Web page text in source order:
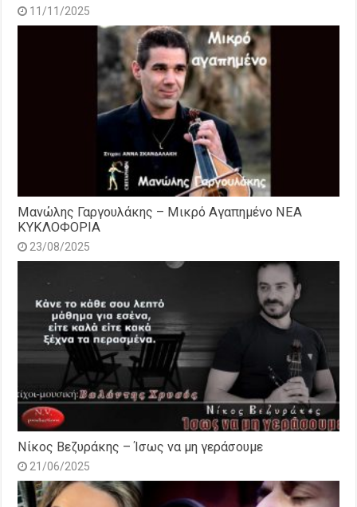
11/11/2025
Μανώλης Γαργουλάκης – Μικρό Αγαπημένο NEΑ
ΚΥΚΛΟΦΟΡΙΑ
23/08/2025
Νίκος Βεζυράκης – Ίσως να μη γεράσουμε
21/06/2025